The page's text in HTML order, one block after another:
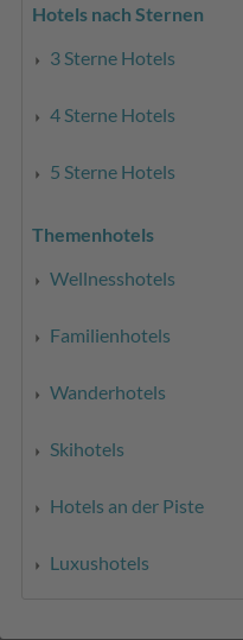
Hotels nach Sternen
3 Sterne Hotels
4 Sterne Hotels
5 Sterne Hotels
Themenhotels
Wellnesshotels
Familienhotels
Wanderhotels
Skihotels
Hotels an der Piste
Luxushotels